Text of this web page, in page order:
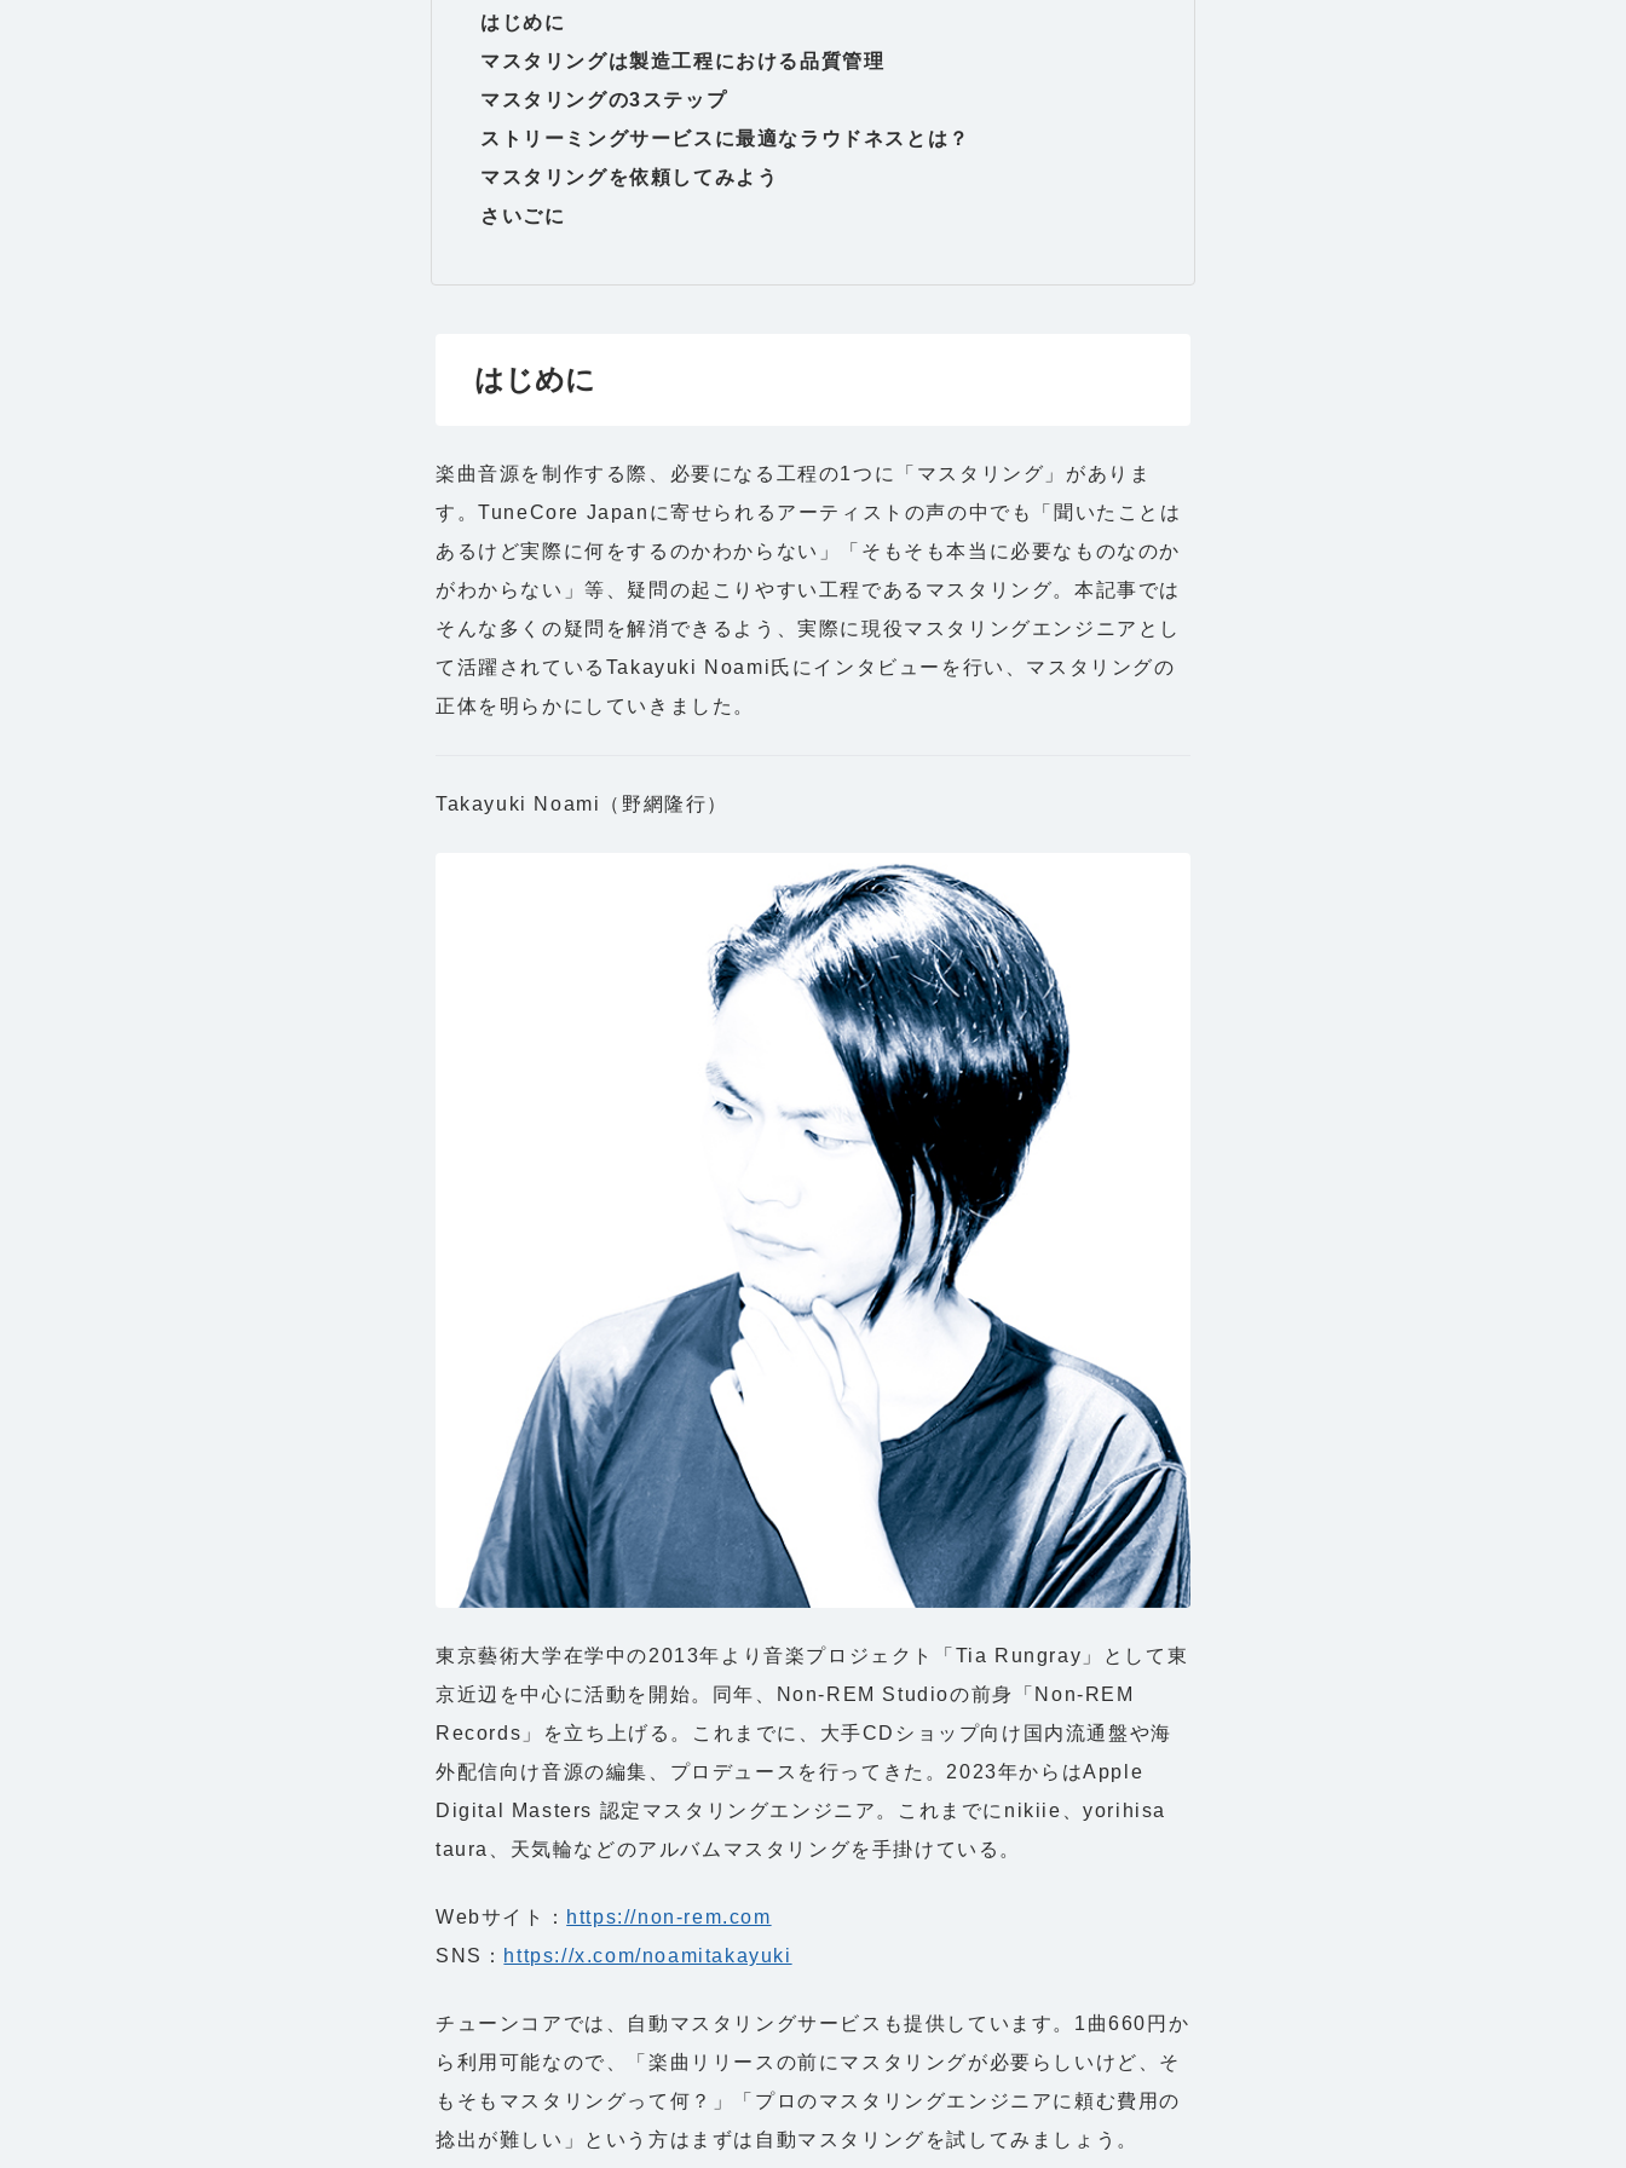
はじめに
マスタリングは製造工程における品質管理
マスタリングの3ステップ
ストリーミングサービスに最適なラウドネスとは？
マスタリングを依頼してみよう
さいごに
はじめに
楽曲音源を制作する際、必要になる工程の1つに「マスタリング」がありま
す。TuneCore Japanに寄せられるアーティストの声の中でも「聞いたことは
あるけど実際に何をするのかわからない」「そもそも本当に必要なものなのか
がわからない」等、疑問の起こりやすい工程であるマスタリング。本記事では
そんな多くの疑問を解消できるよう、実際に現役マスタリングエンジニアとし
て活躍されているTakayuki Noami氏にインタビューを行い、マスタリングの
正体を明らかにしていきました。
Takayuki Noami（野網隆行）
東京藝術大学在学中の2013年より音楽プロジェクト「Tia Rungray」として東
京近辺を中心に活動を開始。同年、Non-REM Studioの前身「Non-REM
Records」を立ち上げる。これまでに、大手CDショップ向け国内流通盤や海
外配信向け音源の編集、プロデュースを行ってきた。2023年からはApple
Digital Masters 認定マスタリングエンジニア。これまでにnikiie、yorihisa
taura、天気輪などのアルバムマスタリングを手掛けている。
Webサイト： https://non-rem.com
SNS： https://x.com/noamitakayuki
チューンコアでは、自動マスタリングサービスも提供しています。1曲660円か
ら利用可能なので、「楽曲リリースの前にマスタリングが必要らしいけど、そ
もそもマスタリングって何？」「プロのマスタリングエンジニアに頼む費用の
捻出が難しい」という方はまずは自動マスタリングを試してみましょう。